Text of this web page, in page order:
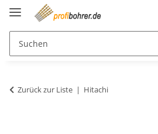
Zurück zur Liste Hitachi